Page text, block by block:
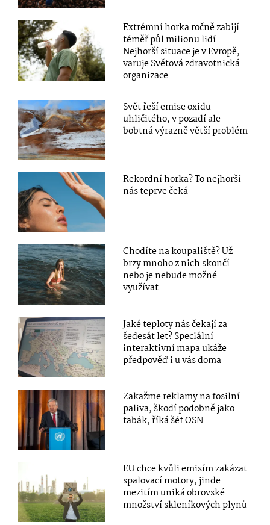
Extrémní horka ročně zabijí
téměř půl milionu lidí.
Nejhorší situace je v Evropě,
varuje Světová zdravotnická
organizace
Svět řeší emise oxidu
uhličitého, v pozadí ale
bobtná výrazně větší problém
Rekordní horka? To nejhorší
nás teprve čeká
Chodíte na koupaliště? Už
brzy mnoho z nich skončí
nebo je nebude možné
využívat
Jaké teploty nás čekají za
šedesát let? Speciální
interaktivní mapa ukáže
předpověď i u vás doma
Zakažme reklamy na fosilní
paliva, škodí podobně jako
tabák, říká šéf OSN
EU chce kvůli emisím zakázat
spalovací motory, jinde
mezitím uniká obrovské
množství skleníkových plynů